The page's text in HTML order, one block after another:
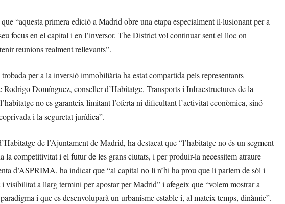
“aquesta primera edició a Madrid obre una etapa especialment il·lusionant per a
focus en el capital i en l’inversor. The District vol continuar sent el lloc on
reunions realment rellevants”.
per a la inversió immobiliària ha estat compartida pels representants
Domínguez, conseller d’Habitatge, Transports i Infraestructures de la
no es garanteix limitant l’oferta ni dificultant l’activitat econòmica, sinó
i la seguretat jurídica”.
de l’Ajuntament de Madrid, ha destacat que “l’habitatge no és un segment
la competitivitat i el futur de les grans ciutats, i per produir-la necessitem atraure
d’ASPRIMA, ha indicat que “al capital no li n’hi ha prou que li parlem de sòl i
visibilitat a llarg termini per apostar per Madrid” i afegeix que “volem mostrar a
i que es desenvoluparà un urbanisme estable i, al mateix temps, dinàmic”.